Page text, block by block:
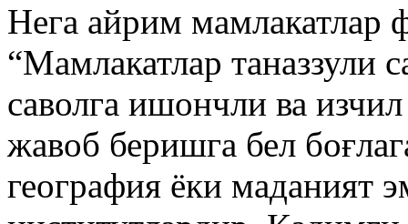
Нега айрим мамлакатлар
“Мамлакатлар таназзули
саволга ишончли ва
жавоб беришга бел
география ёки маданият